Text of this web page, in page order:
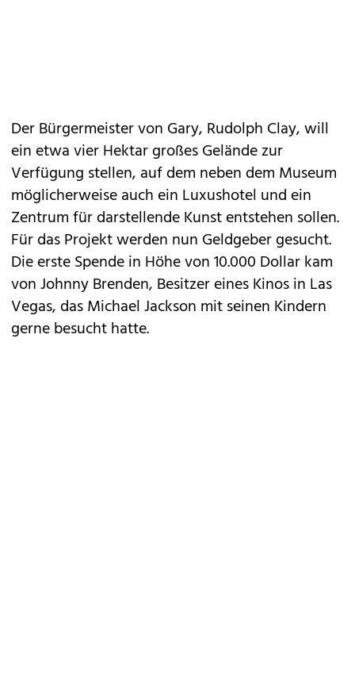
Der Bürgermeister von Gary, Rudolph Clay, will
ein etwa vier Hektar großes Gelände zur
Verfügung stellen, auf dem neben dem Museum
möglicherweise auch ein Luxushotel und ein
Zentrum für darstellende Kunst entstehen sollen.
Für das Projekt werden nun Geldgeber gesucht.
Die erste Spende in Höhe von 10.000 Dollar kam
von Johnny Brenden, Besitzer eines Kinos in Las
Vegas, das Michael Jackson mit seinen Kindern
gerne besucht hatte.